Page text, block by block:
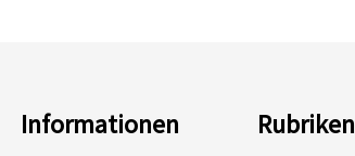
Informationen Rubriken